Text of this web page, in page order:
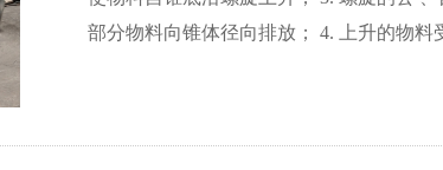
部分物料向锥体径向排放； 4. 上升的物料